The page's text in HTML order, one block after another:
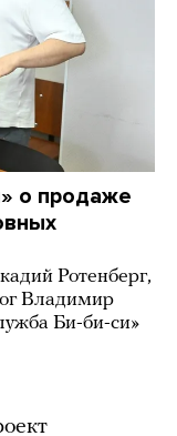
о продаже
Ротенберг,
Владимир
Би-би-си»